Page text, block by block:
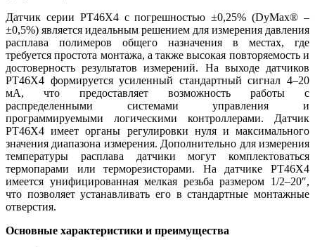
Датчик серии PT46X4 с погрешностью ±0,25% (DyMax® –
±0,5%) является идеальным решением для измерения давления
расплава полимеров общего назначения в местах, где
требуется простота монтажа, а также высокая повторяемость и
достоверность результатов измерений. На выходе датчиков
PT46X4 формируется усиленный стандартный сигнал 4–20
мА, что предоставляет возможность работы с
распределенными системами управления и
программируемыми логическими контроллерами. Датчик
PT46X4 имеет органы регулировки нуля и максимального
значения диапазона измерения. Дополнительно для измерения
температуры расплава датчики могут комплектоваться
термопарами или терморезисторами. На датчике PT46X4
имеется унифицированная мелкая резьба размером 1/2–20″,
что позволяет устанавливать его в стандартные монтажные
отверстия.
Основные характеристики и преимущества